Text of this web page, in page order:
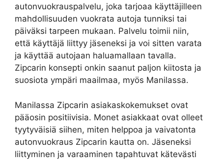
autonvuokrauspalvelu, joka tarjoaa käyttäjilleen
mahdollisuuden vuokrata autoja tunniksi tai
päiväksi tarpeen mukaan. Palvelu toimii niin,
että käyttäjä liittyy jäseneksi ja voi sitten varata
ja käyttää autojaan haluamallaan tavalla.
Zipcarin konsepti onkin saanut paljon kiitosta ja
suosiota ympäri maailmaa, myös Manilassa.
Manilassa Zipcarin asiakaskokemukset ovat
pääosin positiivisia. Monet asiakkaat ovat olleet
tyytyväisiä siihen, miten helppoa ja vaivatonta
autonvuokraus Zipcarin kautta on. Jäseneksi
liittyminen ja varaaminen tapahtuvat kätevästi